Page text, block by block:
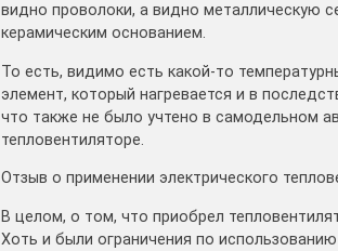
видно проволоки, а видно металлическую
керамическим основанием.
То есть, видимо есть какой-то
элемент, который нагревается и в
что также не было учтено в самодельном
тепловентиляторе.
Отзыв о применении электрического
В целом, о том, что приобрел
Хоть и были ограничения по